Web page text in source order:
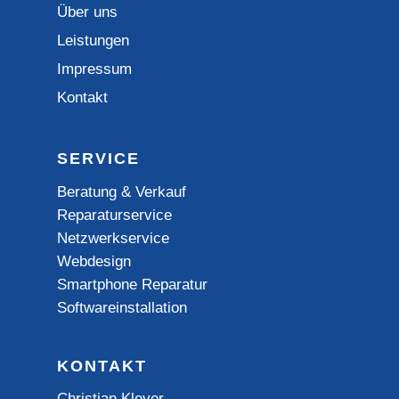
Über uns
Leistungen
Impressum
Kontakt
SERVICE
Beratung & Verkauf
Reparaturservice
Netzwerkservice
Webdesign
Smartphone Reparatur
Softwareinstallation
KONTAKT